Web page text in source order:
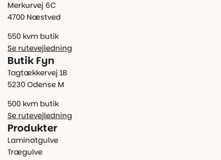
Merkurvej 6C
4700 Næstved
550 kvm butik
Se rutevejledning
Butik Fyn
Tagtækkervej 1B
5230 Odense M
500 kvm butik
Se rutevejledning
Produkter
Laminatgulve
Trægulve